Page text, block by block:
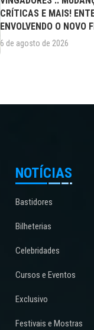
CRÍTICAS E MAIS!
ENVOLVENDO O NOVO
6 de agosto de 2026
NOTÍCIAS
Bastidores
Bilheterias
Celebridades
Cursos e Eventos
Exclusivo
Festivais e Mostras